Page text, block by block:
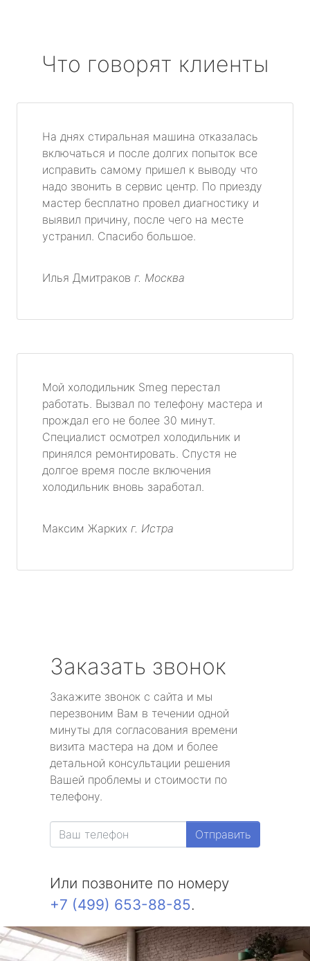
Что говорят клиенты
На днях стиральная машина отказалась
включаться и после долгих попыток все
исправить самому пришел к выводу что
надо звонить в сервис центр. По приезду
мастер бесплатно провел диагностику и
выявил причину, после чего на месте
устранил. Спасибо большое.
Илья Дмитраков г. Москва
Мой холодильник Smeg перестал
работать. Вызвал по телефону мастера и
прождал его не более 30 минут.
Специалист осмотрел холодильник и
принялся ремонтировать. Спустя не
долгое время после включения
холодильник вновь заработал.
Максим Жарких г. Истра
Заказать звонок
Закажите звонок с сайта и мы
перезвоним Вам в течении одной
минуты для согласования времени
визита мастера на дом и более
детальной консультации решения
Вашей проблемы и стоимости по
телефону.
Отправить
Или позвоните по номеру
+7 (499) 653-88-85.